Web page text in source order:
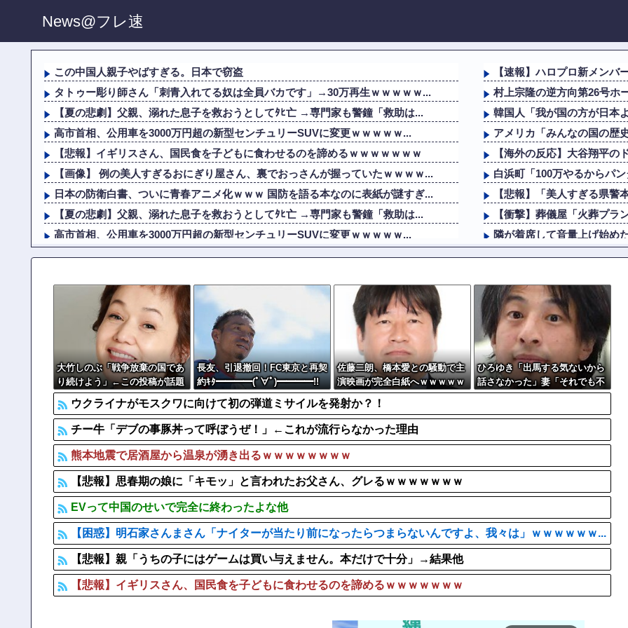
News@フレ速
この中国人親子やばすぎる。日本で窃盗
タトゥー彫り師さん「刺青入れてる奴は全員バカです」→30万再生ｗｗｗｗｗ...
【夏の悲劇】父親、溺れた息子を救おうとしてﾀﾋ亡 →専門家も警鐘「救助は...
高市首相、公用車を3000万円超の新型センチュリーSUVに変更ｗｗｗｗｗ...
【悲報】イギリスさん、国民食を子どもに食わせるのを諦めるｗｗｗｗｗｗｗ
【画像】 例の美人すぎるおにぎり屋さん、裏でおっさんが握っていたｗｗｗｗ...
日本の防衛白書、ついに青春アニメ化ｗｗｗ 国防を語る本なのに表紙が謎すぎ...
【夏の悲劇】父親、溺れた息子を救おうとしてﾀﾋ亡 →専門家も警鐘「救助は...
高市首相、公用車を3000万円超の新型センチュリーSUVに変更ｗｗｗｗｗ...
【悲報】イギリスさん、国民食を子どもに食わせるのを諦めるｗｗｗｗｗｗｗ
韓国サッカー協会、外国人審判を性接待で買収していた事が判明
中国「大豪雨！」三峡ダム「基礎部分破損」中国「全力放流！」台風13号「中...
【ヤバすぎ】熊本の山道でソーラーパネルが…
中国の海水浴場の映像があまりにも・・・
【速報】ハロプロ新メン
村上宗隆の逆方向第26号ホ
韓国人「我が国の方が日本
アメリカ「みんなの国の歴
【海外の反応】大谷翔平
白浜町「100万やるからパ
【悲報】「美人すぎる県警
【衝撃】葬儀屋「火葬プ
隣が着席して音量上げ始め
【動画】DJI Neo2で釣りの
玉置浩二＆ASKA、10数年
『Dr.STONE』とかいうク
Amazon「注文をキャンセ
【朗報】高瀬くるみ＆浅倉
大竹しのぶ「戦争放棄の国であ
り続けよう」←この投稿が話題
に
長友、引退撤回！FC東京と再契
約ｷﾀ━━━━(ﾟ∀ﾟ)━━━━!!
佐藤二朗、橋本愛との騒動で主
演映画が完全白紙へｗｗｗｗｗ
ひろゆき「出馬する気ないから
話さなかった」妻「それでも不
誠実だろ」→離婚協議へｗｗｗ
ウクライナがモスクワに向けて初の弾道ミサイルを発射か？！
チー牛「デブの事豚丼って呼ぼうぜ！」←これが流行らなかった理由
熊本地震で居酒屋から温泉が湧き出るｗｗｗｗｗｗｗｗ
【悲報】思春期の娘に「キモッ」と言われたお父さん、グレるｗｗｗｗｗｗｗ
EVって中国のせいで完全に終わったよな他
【困惑】明石家さんまさん「ナイターが当たり前になったらつまらないんですよ、我々は」ｗｗｗｗｗｗ...
【悲報】親「うちの子にはゲームは買い与えません。本だけで十分」→結果他
【悲報】イギリスさん、国民食を子どもに食わせるのを諦めるｗｗｗｗｗｗｗ